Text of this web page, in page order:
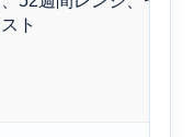
ト